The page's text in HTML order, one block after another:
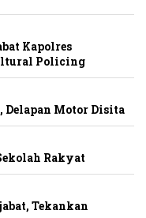
Kapolres
Policing
Delapan Motor Disita
Rakyat
Tekankan